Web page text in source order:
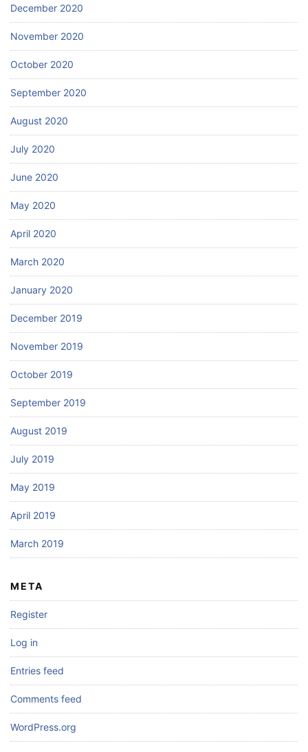
December 2020
November 2020
October 2020
September 2020
August 2020
July 2020
June 2020
May 2020
April 2020
March 2020
January 2020
December 2019
November 2019
October 2019
September 2019
August 2019
July 2019
May 2019
April 2019
March 2019
META
Register
Log in
Entries feed
Comments feed
WordPress.org